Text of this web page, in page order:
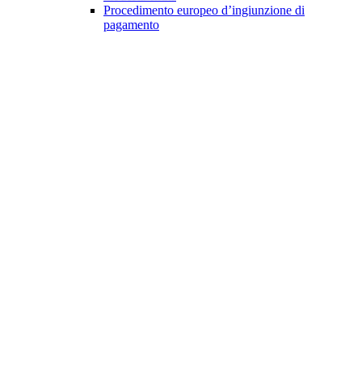
Procedimento europeo d’ingiunzione di
pagamento